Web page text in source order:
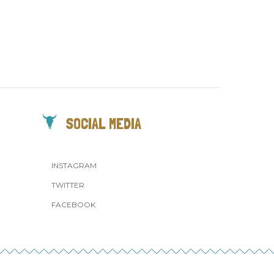
SOCIAL MEDIA
INSTAGRAM
TWITTER
FACEBOOK